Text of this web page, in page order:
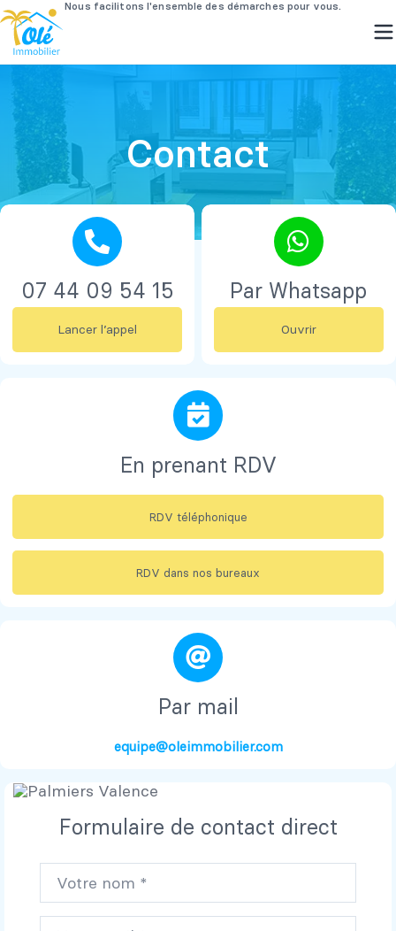
contenu
Contact
07 44 09 54 15
Lancer l’appel
Par Whatsapp
Ouvrir
En prenant RDV
RDV téléphonique
RDV dans nos bureaux
Par mail
equipe@oleimmobilier.com
Formulaire de contact direct